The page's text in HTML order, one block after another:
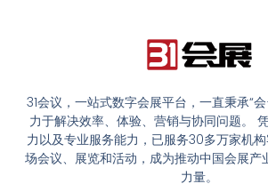
31会议，一站式数字会展平台，一直秉承“
力于解决效率、体验、营销与协同问题。
力以及专业服务能力，已服务30多万家机
场会议、展览和活动，成为推动中国会展产
力量。